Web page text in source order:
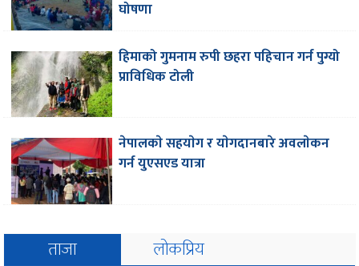
घोषणा
हिमाको गुमनाम रुपी छहरा पहिचान गर्न पुग्यो
प्राविधिक टोली
नेपालकाे सहयाेग र याेगदानबारे अवलाेकन
गर्न युएसएड यात्रा
ताजा लोकप्रिय